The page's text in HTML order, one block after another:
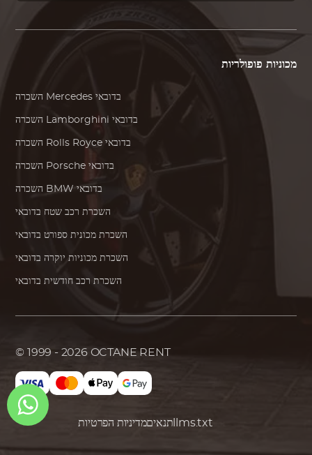
מכוניות פופולריות
Mercedes בדובאי
Lamborghini בדובאי
Rolls Royce בדובאי
Porsche בדובאי
BMW בדובאי
השכרת רכב שטח בדובאי
השכרת מכונית ספורט בדובאי
השכרת מכוניות יוקרה בדובאי
השכרת רכב חודשית בדובאי
© 1999 - 2026 OCTANE RENT
מדיניות הפרטיותתנאים llms.txt